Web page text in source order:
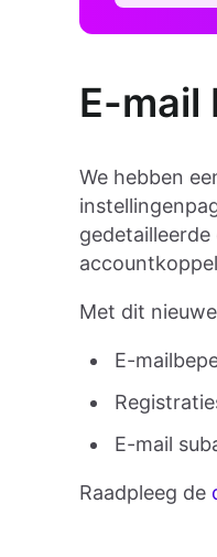
E-mail
We hebben
Met dit
E-
E-mail
Raadpleeg de